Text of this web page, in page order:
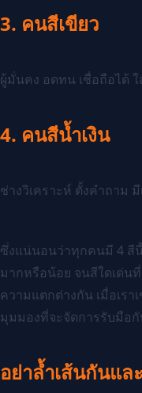
3. คนสีเขียว
ผู้มั่นคง อดทน เชื่อถือได้
4. คนสีน้ำเงิน
ช่างวิเคราะห์ ตั้งคำถาม
ซึ่งแน่นอนว่าทุกคนมี 4 สี
มากหรือน้อย จนสีใดเด่น
ความแตกต่างกัน เมื่อเรา
มุมมองที่จะจัดการรับมือกั
อย่าล้ำเส้นกันแล